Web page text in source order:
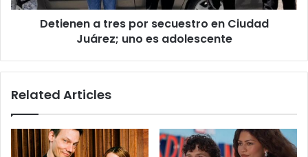
uno
Detienen a tres por secuestro en Ciudad
Juárez; uno es adolescente
Related Articles